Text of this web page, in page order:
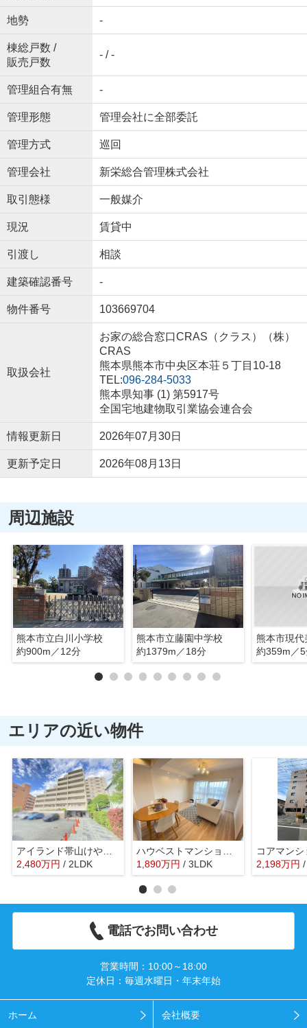
地勢 -
棟総戸数 /
販売戸数
- / -
管理組合有無 -
管理形態 管理会社に全部委託
管理方式 巡回
管理会社 新栄総合管理株式会社
取引態様 一般媒介
現況 賃貸中
引渡し 相談
建築確認番号 -
物件番号 103669704
取扱会社
お家の総合窓口CRAS（クラス）（株）
CRAS
熊本県熊本市中央区本荘５丁目10-18
TEL:096-284-5033
熊本県知事 (1) 第5917号
全国宅地建物取引業協会連合会
情報更新日 2026年07月30日
更新予定日 2026年08月13日
周辺施設
熊本市立白川小学校
約900m／12分
熊本市立藤園中学校
約1379m／18分
熊本市現代
約359m／
エリアの近い物件
アイランド帯山けやき通り
2,480万円 / 2LDK
ハウベストマンション帯山3番館
1,890万円 / 3LDK
コアマン
2,198万円
電話でお問い合わせ
営業時間：10:00～18:00
定休日：毎週水曜日・年末年始
ホーム 会社概要